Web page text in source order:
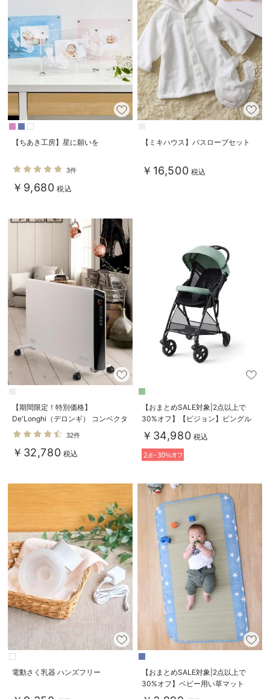
【ちあき工房】星に願いを
3件
￥9,680 税込
【ミキハウス】バスローブセット
￥16,500 税込
【期間限定！特別価格】
De'Longhi（デロンギ） コンベクタ
ーヒーター
32件
￥32,780 税込
【おまとめSALE対象|2点以上で
30%オフ】【ピジョン】ビングル
BB4
￥34,980 税込
電動さく乳器 ハンズフリー
【おまとめSALE対象|2点以上で
30%オフ】ベビー用い草マット
（デニムスター）